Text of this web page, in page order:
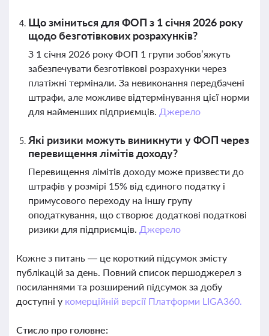
Що зміниться для ФОП з 1 січня 2026 року
щодо безготівкових розрахунків?
З 1 січня 2026 року ФОП 1 групи зобов’яжуть
забезпечувати безготівкові розрахунки через
платіжні термінали. За невиконання передбачені
штрафи, але можливе відтермінування цієї норми
для найменших підприємців. Джерело
Які ризики можуть виникнути у ФОП через
перевищення лімітів доходу?
Перевищення лімітів доходу може призвести до
штрафів у розмірі 15% від єдиного податку і
примусового переходу на іншу групу
оподаткування, що створює додаткові податкові
ризики для підприємців. Джерело
Кожне з питань — це короткий підсумок змісту
публікацій за день. Повний список першоджерел з
посиланнями та розширений підсумок за добу
доступні у комерційній версії Платформи LIGA360.
Стисло про головне: